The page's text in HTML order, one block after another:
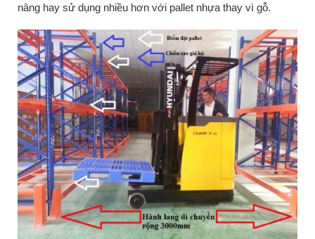
nâng hay sử dụng nhiều hơn với pallet nhựa thay vì gỗ.